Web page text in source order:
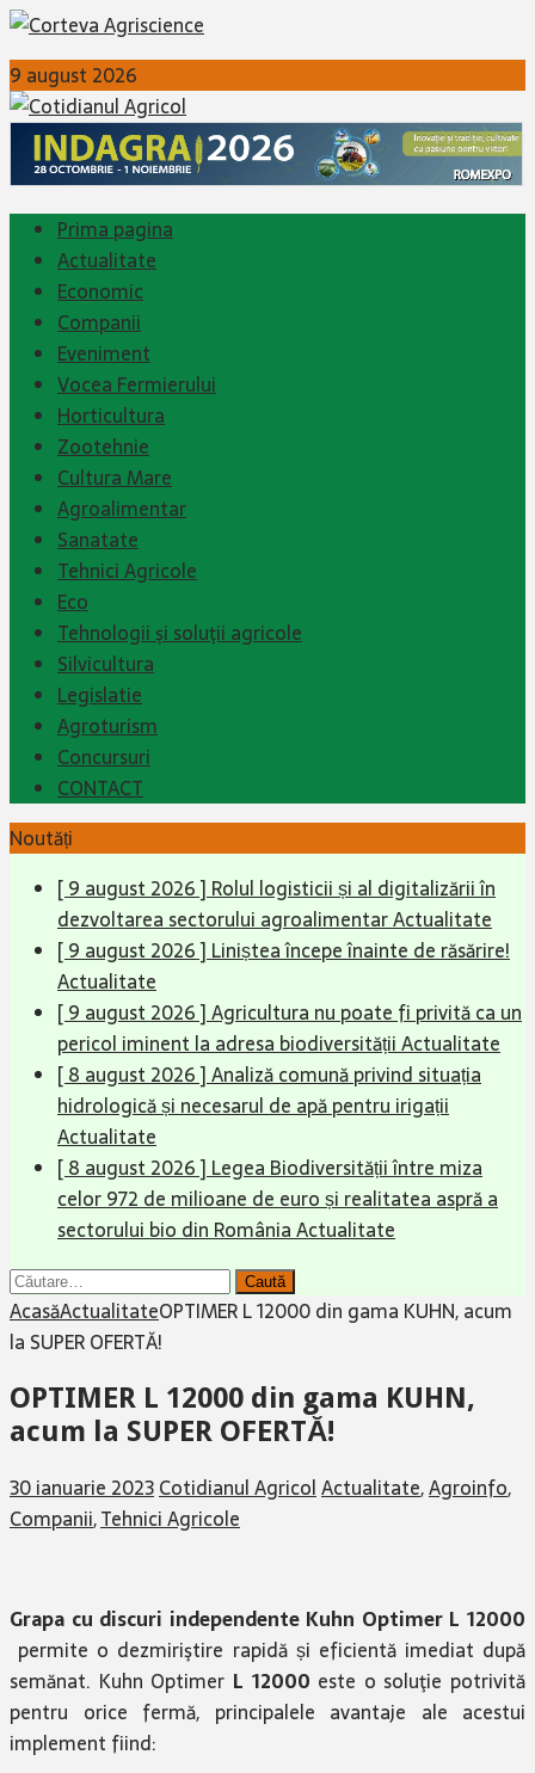
9 august 2026
Prima pagina
Actualitate
Economic
Companii
Eveniment
Vocea Fermierului
Horticultura
Zootehnie
Cultura Mare
Agroalimentar
Sanatate
Tehnici Agricole
Eco
Tehnologii şi soluţii agricole
Silvicultura
Legislatie
Agroturism
Concursuri
CONTACT
Noutăți
[ 9 august 2026 ] Rolul logisticii și al digitalizării în
dezvoltarea sectorului agroalimentarActualitate
[ 9 august 2026 ] Liniștea începe înainte de răsărire!
Actualitate
[ 9 august 2026 ]Agricultura nu poate fi privită ca un
pericol iminent la adresa biodiversitățiiActualitate
[ 8 august 2026 ]Analiză comună privind situația
hidrologică și necesarul de apă pentru irigații
Actualitate
[ 8 august 2026 ] Legea Biodiversității între miza
celor 972 de milioane de euro și realitatea aspră a
sectorului bio din RomâniaActualitate
Caută
după:
AcasăActualitateOPTIMER L 12000 din gama KUHN, acum
la SUPER OFERTĂ!
OPTIMER L 12000 din gama KUHN,
acum la SUPER OFERTĂ!
30 ianuarie 2023Cotidianul AgricolActualitate,Agroinfo,
Companii,Tehnici Agricole
Grapa cu discuri independente Kuhn Optimer L 12000
permite o dezmiriştire rapidă și eficientă imediat după
semănat. Kuhn Optimer L 12000 este o soluţie potrivită
pentru orice fermă, principalele avantaje ale acestui
implement fiind: